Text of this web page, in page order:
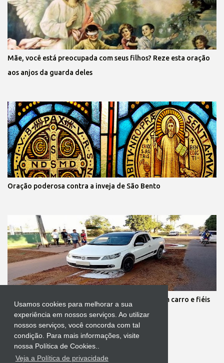
Usamos cookies para melhorar a sua
experiência em nossos serviços. Ao utilizar
nossos serviços, você concorda com tal
condição. Para mais informações, visite
nossa Política de Cookies..
Veja a Política de privacidade
Mãe, você está preocupada com seus filhos? Reze esta oração
aos anjos da guarda deles
Oração poderosa contra a inveja de São Bento
Protestante destrói tapete de Corpus Christi com carro e fiéis
se revoltam